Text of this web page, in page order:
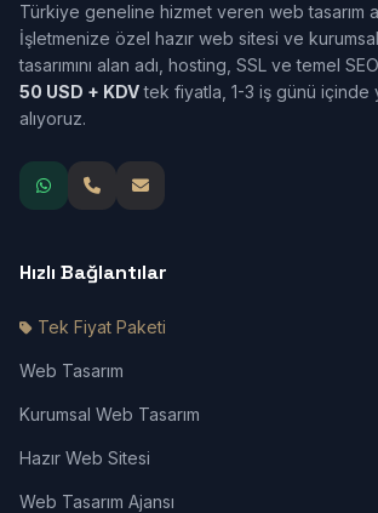
Türkiye geneline hizmet veren web tasarım
İşletmenize özel hazır web sitesi ve
tasarımını alan adı, hosting, SSL ve temel
50 USD + KDVtek fiyatla, 1-3 iş günü içinde
alıyoruz.
Hızlı Bağlantılar
Tek Fiyat Paketi
Web Tasarım
Kurumsal Web Tasarım
Hazır Web Sitesi
Web Tasarım Ajansı